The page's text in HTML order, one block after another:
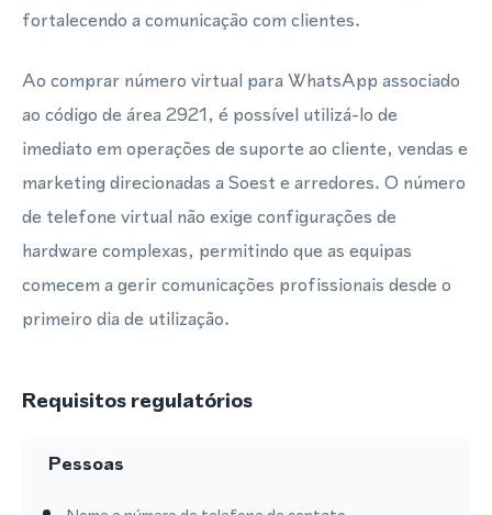
fortalecendo a comunicação com clientes.
Ao comprar número virtual para WhatsApp associado
ao código de área 2921, é possível utilizá-lo de
imediato em operações de suporte ao cliente, vendas e
marketing direcionadas a Soest e arredores. O número
de telefone virtual não exige configurações de
hardware complexas, permitindo que as equipas
comecem a gerir comunicações profissionais desde o
primeiro dia de utilização.
Requisitos regulatórios
Pessoas